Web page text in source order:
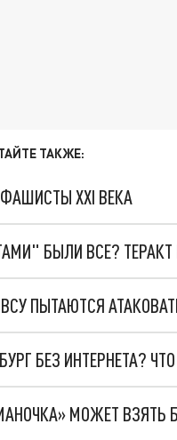
ТАКЖЕ:
XXI ВЕКА
БЫЛИ ВСЕ?
ВСУ ПЫТАЮТСЯ
БЕЗ ИНТЕРНЕТА?
МОЖЕТ ВЗЯТЬ